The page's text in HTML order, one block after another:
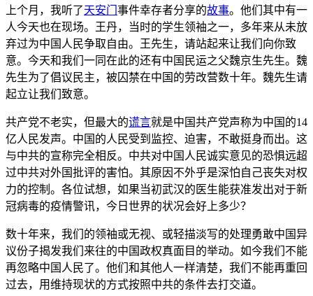
上个月，我听了天安门 事件幸存者分享的故事。他们其中有一
人今天也在现场。王丹，当时的学生领袖之一，多年来从未放
弃过为中国人民争取自由。王先生，请站起来让我们向你致
意。今天和我们一同在此的还有中国民运之父魏京生先生。魏
先生为了倡议民主，被囚禁在中国的劳改营数十年。魏先生请
起立让我们致意。
共产党不老实，但最大的谎言就是中国共产党声称为中国的14
亿人民发声。中国的人民受到监控、迫害，不敢挺身而出。这
与中共的宣称完全相反。中共对中国人民诚实意见的恐惧远超
过中共对外国批评的害怕。其原因不外乎是深怕自己丧失对权
力的控制。各位试想，如果当初武汉的医生能获准发出对于新
冠病毒的疫情警讯，今日世界的状况会好上多少？
数十年来，我们的领袖或无视、或轻描淡写的处理勇敢中国异
议份子揭发我们来往的中国政权真面目的举动。如今我们不能
再忽略中国人民了。他们和其他人一样清楚，我们不能再重回
过去，用维持现状的方式按照中共的条件去打交道。